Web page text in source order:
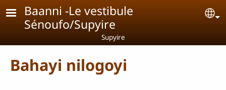
Aller au contenu principal
Baanni -Le vestibule
Sénoufo/Supyire
Supyire
Bahayi nilogoyi